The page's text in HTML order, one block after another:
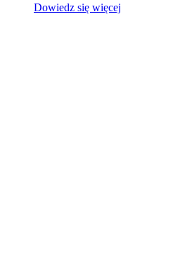
Dowiedz się więcej